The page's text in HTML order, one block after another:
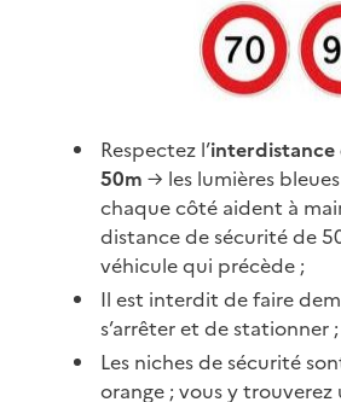
Respectez l’interdistance
50m → les lumières
chaque côté aident à
distance de sécurité de
véhicule qui précède ;
Il est interdit de faire
s’arrêter et de stationner ;
Les niches de sécurité
orange ; vous y